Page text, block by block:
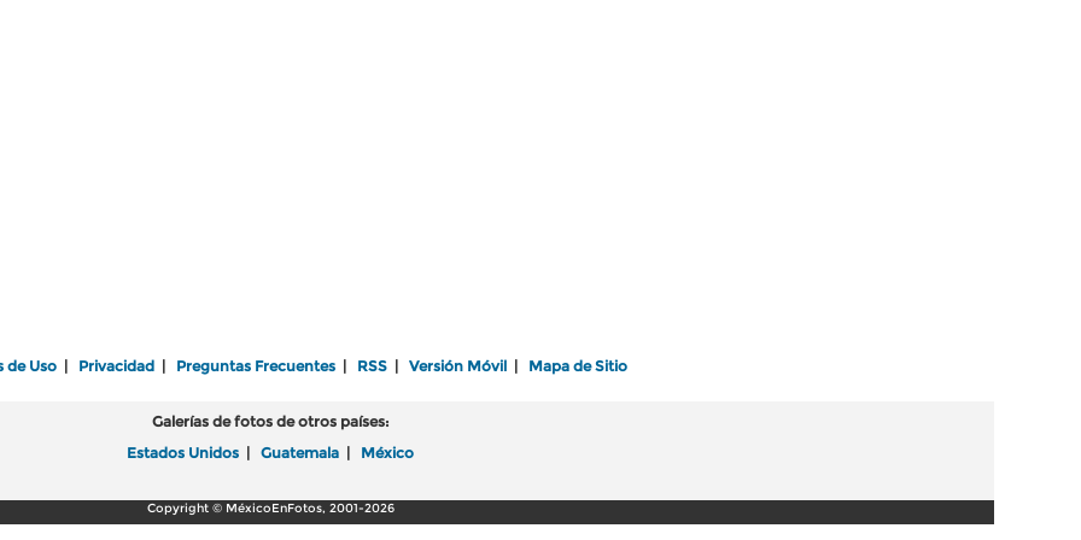
de Uso Privacidad Preguntas Frecuentes RSS Versión Móvil Mapa de Sitio
Galerías de fotos de otros países:
Estados Unidos
Guatemala México
Copyright © MéxicoEnFotos, 2001-2026